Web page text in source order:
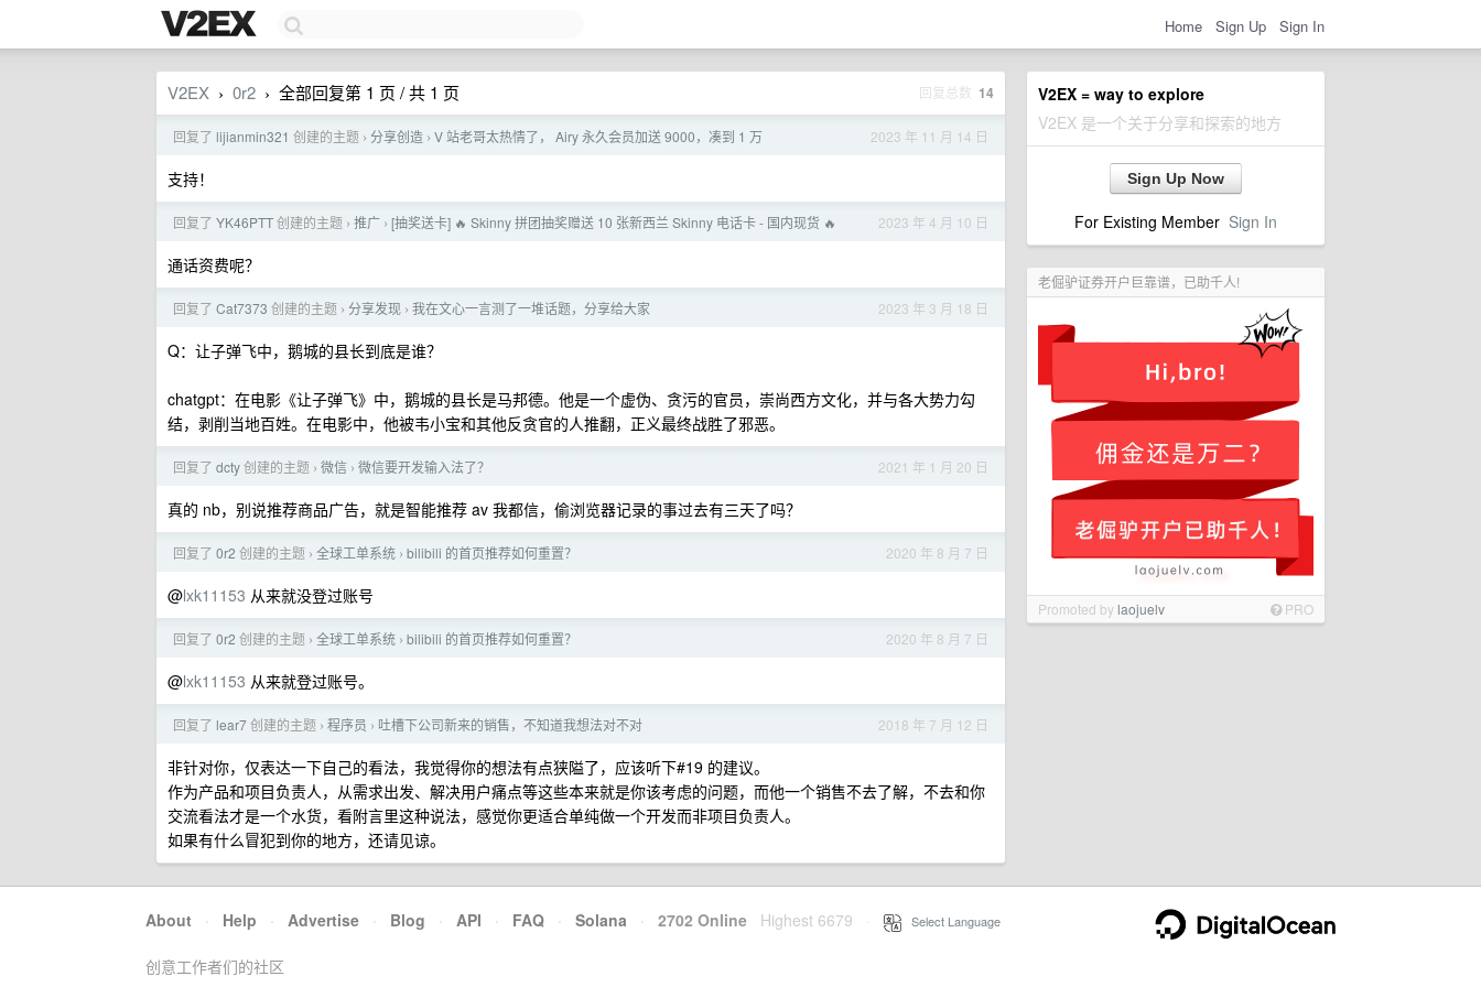
Home Sign Up Sign In
V2EX = way to explore
V2EX 是一个关于分享和探索的地方
Sign Up Now
For Existing Member Sign In
老倔驴证券开户巨靠谱，已助千人!
Promoted bylaojuelv PRO
V2EX › 0r2 › 全部回复第 1 页 / 共 1 页 回复总数 14
2023 年 11 月 14 日
回复了 lijianmin321 创建的主题 › 分享创造 › V 站老哥太热情了， Airy 永久会员加送 9000，凑到 1 万
支持！
2023 年 4 月 10 日
回复了 YK46PTT创建的主题 › 推广 › [抽奖送卡] 🔥 Skinny 拼团抽奖赠送 10 张新西兰 Skinny 电话卡 - 国内现货 🔥
通话资费呢？
2023 年 3 月 18 日
回复了 Cat7373 创建的主题 › 分享发现 › 我在文心一言测了一堆话题，分享给大家
Q：让子弹飞中，鹅城的县长到底是谁？
chatgpt：在电影《让子弹飞》中，鹅城的县长是马邦德。他是一个虚伪、贪污的官员，崇尚西方文化，并与各大势力勾
结，剥削当地百姓。在电影中，他被韦小宝和其他反贪官的人推翻，正义最终战胜了邪恶。
2021 年 1 月 20 日
回复了 dcty创建的主题 › 微信 › 微信要开发输入法了？
真的 nb，别说推荐商品广告，就是智能推荐 av 我都信，偷浏览器记录的事过去有三天了吗？
2020 年 8 月 7 日
回复了 0r2 创建的主题 › 全球工单系统 › bilibili 的首页推荐如何重置？
@lxk11153 从来就没登过账号
2020 年 8 月 7 日
回复了 0r2 创建的主题 › 全球工单系统 › bilibili 的首页推荐如何重置？
@lxk11153 从来就登过账号。
2018 年 7 月 12 日
回复了 lear7创建的主题 › 程序员 › 吐槽下公司新来的销售，不知道我想法对不对
非针对你，仅表达一下自己的看法，我觉得你的想法有点狭隘了，应该听下#19 的建议。
作为产品和项目负责人，从需求出发、解决用户痛点等这些本来就是你该考虑的问题，而他一个销售不去了解，不去和你
交流看法才是一个水货，看附言里这种说法，感觉你更适合单纯做一个开发而非项目负责人。
如果有什么冒犯到你的地方，还请见谅。
About · Help · Advertise · Blog · API · FAQ · Solana · 2702 Online Highest 6679 Select Language
创意工作者们的社区